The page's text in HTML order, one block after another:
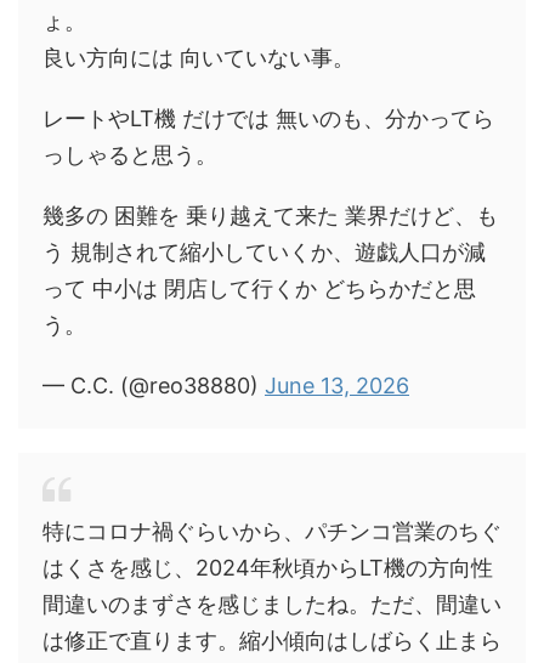
ょ。
良い方向には 向いていない事。
レートやLT機 だけでは 無いのも、分かってら
っしゃると思う。
幾多の 困難を 乗り越えて来た 業界だけど、も
う 規制されて縮小していくか、遊戯人口が減
って 中小は 閉店して行くか どちらかだと思
う。
— C.C. (@reo38880) June 13, 2026
特にコロナ禍ぐらいから、パチンコ営業のちぐ
はくさを感じ、2024年秋頃からLT機の方向性
間違いのまずさを感じましたね。ただ、間違い
は修正で直ります。縮小傾向はしばらく止まら